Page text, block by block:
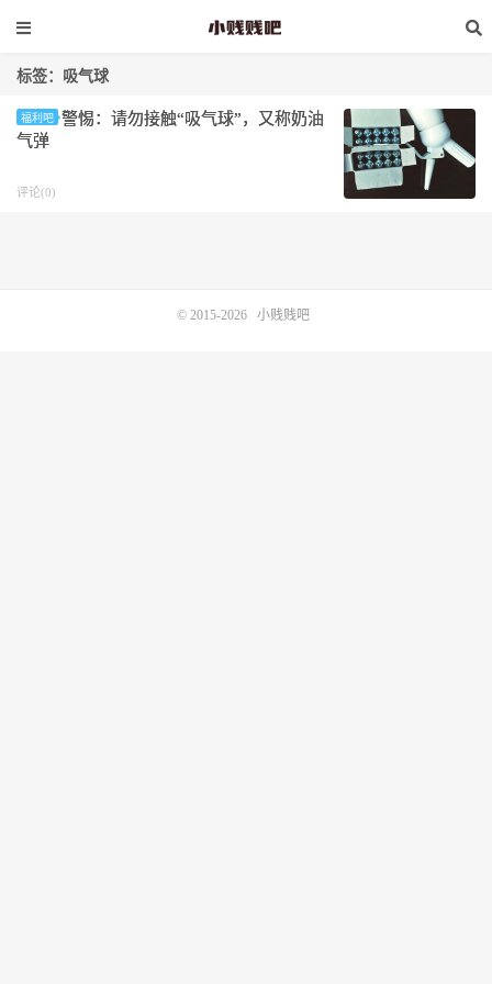
标签：吸气球
福利吧
警惕：请勿接触“吸气球”，又称奶油
气弹
评论(0)
© 2015-2026 小贱贱吧